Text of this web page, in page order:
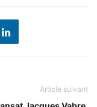
Article suivant